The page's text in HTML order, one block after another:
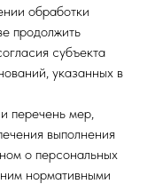
обработки
продолжить
субъекта
указанных в
перечень мер,
выполнения
о персональных
нормативными